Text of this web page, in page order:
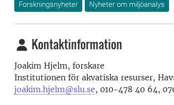
Forskningsnyheter
Nyheter om miljöanalys
Kontaktinformation
Joakim Hjelm, forskare
Institutionen för akvatiska resurser,
joakim.hjelm@slu.se, 010-478 40 64,